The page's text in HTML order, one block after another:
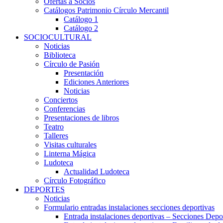
Catálogos Patrimonio Círculo Mercantil
Catálogo 1
Catálogo 2
SOCIOCULTURAL
Noticias
Biblioteca
Círculo de Pasión
Presentación
Ediciones Anteriores
Noticias
Conciertos
Conferencias
Presentaciones de libros
Teatro
Talleres
Visitas culturales
Linterna Mágica
Ludoteca
Actualidad Ludoteca
Círculo Fotográfico
DEPORTES
Noticias
Formulario entradas instalaciones secciones deportivas
Entrada instalaciones deportivas – Secciones